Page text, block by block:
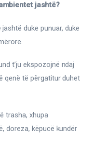
jashtë?
duke punuar, duke
t’ju ekspozojnë ndaj
qenë të përgatitur duhet
trasha, xhupa
doreza, këpucë kundër